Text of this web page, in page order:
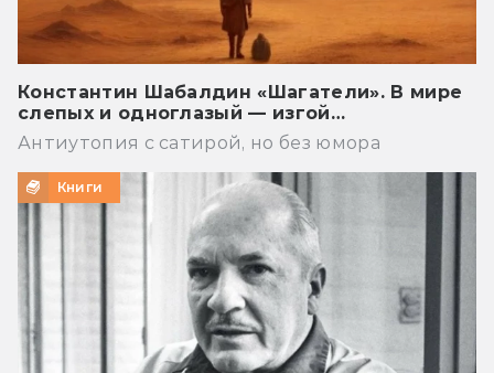
Константин Шабалдин «Шагатели». В мире
слепых и одноглазый — изгой…
Антиутопия с сатирой, но без юмора
Книги